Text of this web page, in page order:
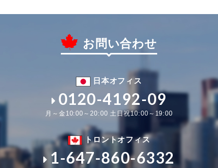
お問い合わせ
日本オフィス
0120-4192-09
月～金10:00～20:00 土日祝10:00～19:00
トロントオフィス
1-647-860-6332